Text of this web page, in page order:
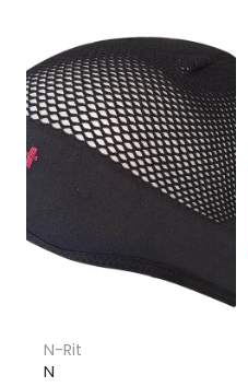
N-Rit
N